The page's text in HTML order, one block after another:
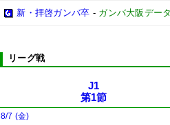
新・拝啓ガンバ卒 - ガンバ大阪デー
リーグ戦
J1
第1節
8/7 (金)